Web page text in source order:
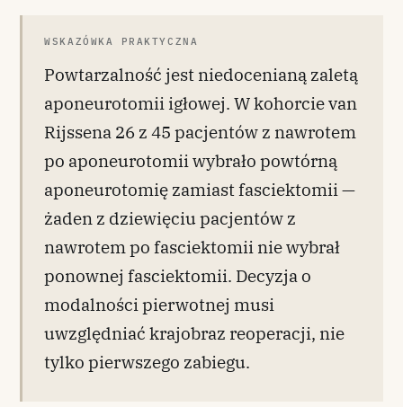
WSKAZÓWKA PRAKTYCZNA
Powtarzalność jest niedocenianą zaletą
aponeurotomii igłowej. W kohorcie van
Rijssena 26 z 45 pacjentów z nawrotem
po aponeurotomii wybrało powtórną
aponeurotomię zamiast fasciektomii —
żaden z dziewięciu pacjentów z
nawrotem po fasciektomii nie wybrał
ponownej fasciektomii. Decyzja o
modalności pierwotnej musi
uwzględniać krajobraz reoperacji, nie
tylko pierwszego zabiegu.